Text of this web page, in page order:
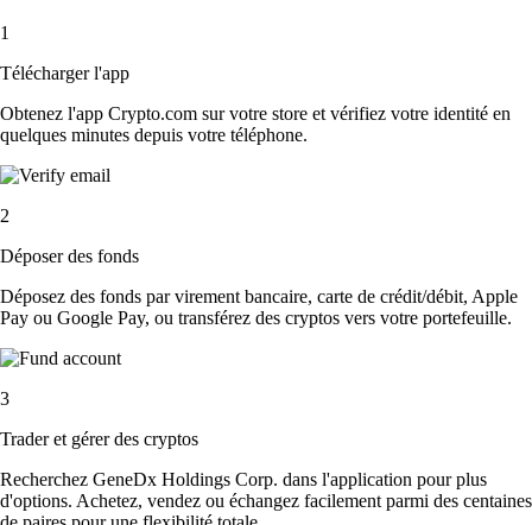
1
Télécharger l'app
Obtenez l'app Crypto.com sur votre store et vérifiez votre identité en
quelques minutes depuis votre téléphone.
2
Déposer des fonds
Déposez des fonds par virement bancaire, carte de crédit/débit, Apple
Pay ou Google Pay, ou transférez des cryptos vers votre portefeuille.
3
Trader et gérer des cryptos
Recherchez GeneDx Holdings Corp. dans l'application pour plus
d'options. Achetez, vendez ou échangez facilement parmi des centaines